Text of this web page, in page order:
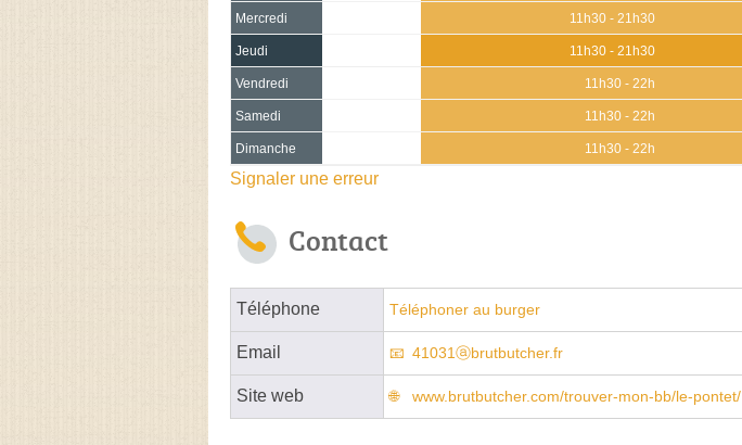
Mercredi 11h30 - 21h30
Jeudi 11h30 - 21h30
Vendredi 11h30 - 22h
Samedi 11h30 - 22h
Dimanche 11h30 - 22h
Signaler une erreur
Contact
Téléphone Téléphoner au burger
Email 41031ⓐbrutbutcher.fr
Site web www.brutbutcher.com/trouver-mon-bb/le-pontet/